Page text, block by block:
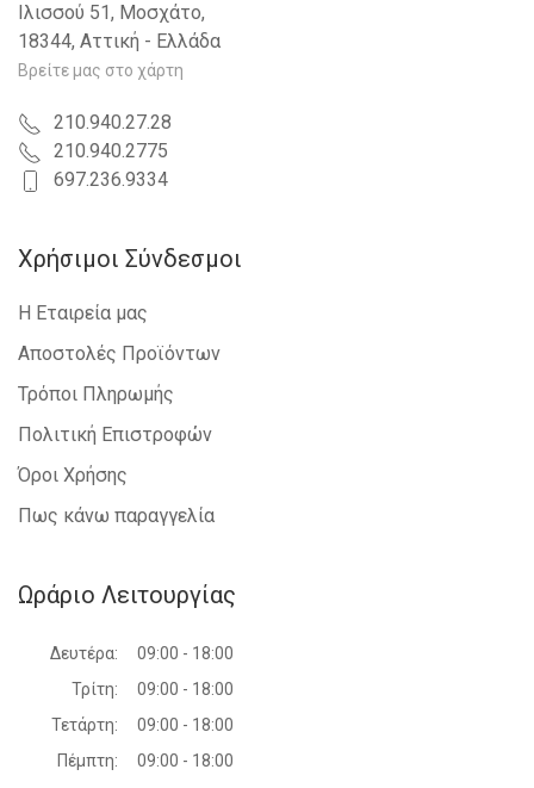
Ιλισσού 51, Μοσχάτο,
18344, Αττική - Ελλάδα
Βρείτε μας στο χάρτη
210.940.27.28
210.940.2775
697.236.9334
Χρήσιμοι Σύνδεσμοι
Η Εταιρεία μας
Αποστολές Προϊόντων
Τρόποι Πληρωμής
Πολιτική Επιστροφών
Όροι Χρήσης
Πως κάνω παραγγελία
Ωράριο Λειτουργίας
Δευτέρα:
09:00 - 18:00
Τρίτη:
09:00 - 18:00
Τετάρτη:
09:00 - 18:00
Πέμπτη:
09:00 - 18:00